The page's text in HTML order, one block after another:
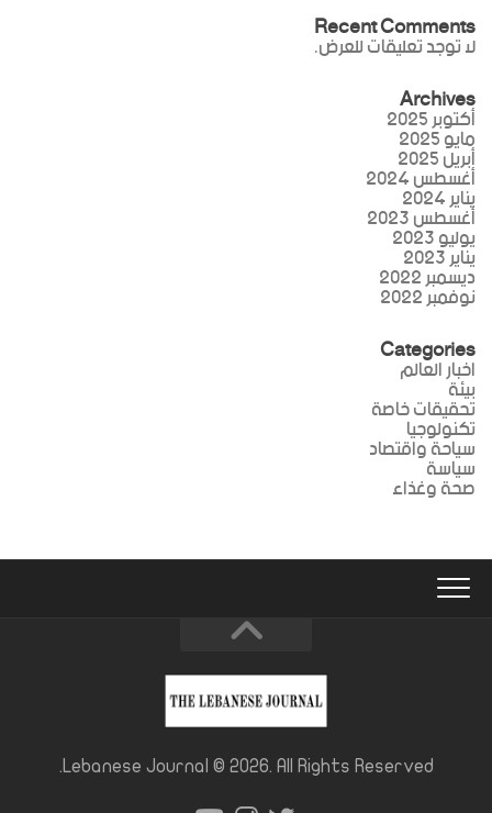
Recent Comments
لا توجد تعليقات للعرض.
Archives
أكتوبر 2025
مايو 2025
أبريل 2025
أغسطس 2024
يناير 2024
أغسطس 2023
يوليو 2023
يناير 2023
ديسمبر 2022
نوفمبر 2022
Categories
اخبار العالم
بيئة
تحقيقات خاصة
تكنولوجيا
سياحة واقتصاد
سياسة
صحة وغذاء
Lebanese Journal © 2026. All Rights Reserved.